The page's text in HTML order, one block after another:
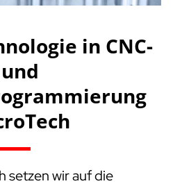
in CNC-
setzen wir auf die